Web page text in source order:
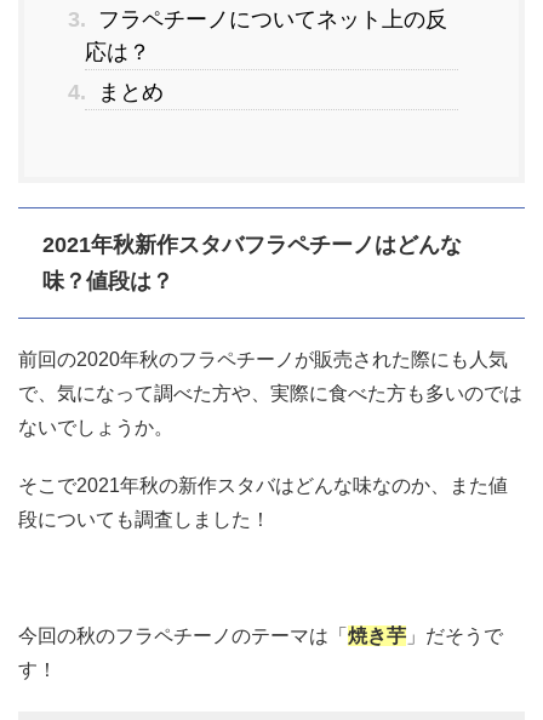
3.
フラペチーノについてネット上の反
応は？
4.
まとめ
2021年秋新作スタバフラペチーノはどんな
味？値段は？
前回の2020年秋のフラペチーノが販売された際にも人気
で、気になって調べた方や、実際に食べた方も多いのでは
ないでしょうか。
そこで2021年秋の新作スタバはどんな味なのか、また値
段についても調査しました！
今回の秋のフラペチーノのテーマは「 焼き芋 」だそうで
す！